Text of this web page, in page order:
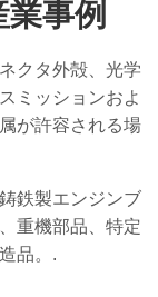
業事例
クタ外殻、光学
ミッションおよ
が許容される場
鉄製エンジンブ
重機部品、特定
品。.